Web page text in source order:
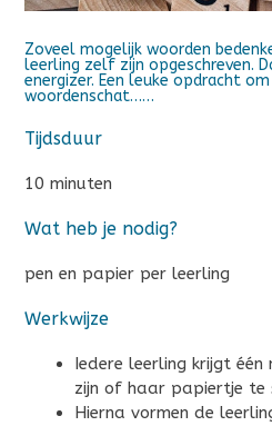
Zoveel mogelijk woorden
leerling zelf zijn opgeschreven.
energizer. Een leuke opdracht
woordenschat……
Tijdsduur
10 minuten
Wat heb je nodig?
pen en papier per leerling
Werkwijze
Iedere leerling krijgt
zijn of haar papiertje te
Hierna vormen de